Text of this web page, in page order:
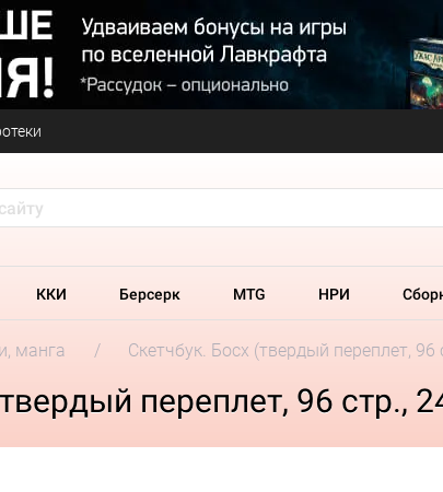
ККИ Берсерк MTG НРИ
манга Скетчбук. Босх (твердый переплет,
переплет, 96 стр.,